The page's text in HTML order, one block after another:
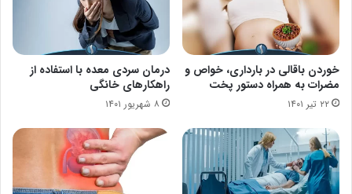
خوردن باقالی در بارداری، خواص و
مضرات به همراه دستور پخت
۲۲ تیر ۱۴۰۱
درمان سردی معده با استفاده از
راهکارهای خانگی
۸ شهریور ۱۴۰۱